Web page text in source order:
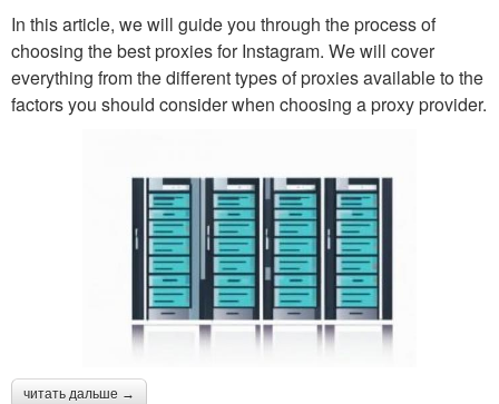
In this article, we will guide you through the process of
choosing the best proxies for Instagram. We will cover
everything from the different types of proxies available to the
factors you should consider when choosing a proxy provider.
читать дальше →